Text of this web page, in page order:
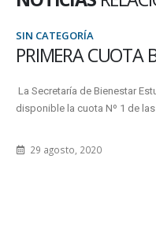
SIN CATEGORÍA
PRIMERA CUOTA
La Secretaría de Bienestar
disponible la cuota Nº 1 de
29 agosto, 2020